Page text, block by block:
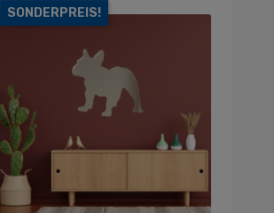
SONDERPREIS!